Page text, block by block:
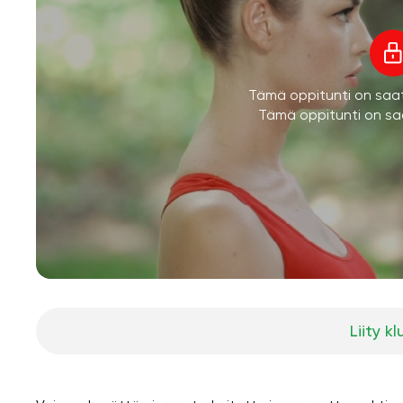
Tämä oppitunti on
Tämä oppitunti on
Liity